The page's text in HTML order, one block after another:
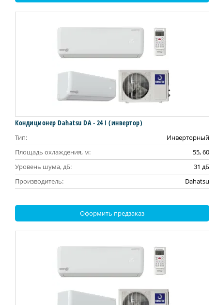
Кондиционер Dahatsu DA - 24 I (инвертор)
Тип:
Инверторный
Площадь охлаждения, м:
55, 60
Уровень шума, дБ:
31 дБ
Производитель:
Dahatsu
Оформить предзаказ